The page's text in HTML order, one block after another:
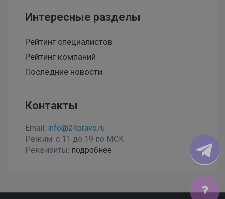
Интересные разделы
Рейтинг специалистов
Рейтинг компаний
Последние новости
Контакты
Email: info@24pravo.ru
Режим: с 11 до 19 по МСК
Реквизиты: подробнее